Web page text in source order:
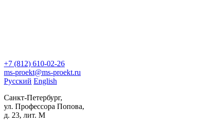
+7 (812) 610-02-26
ms-proekt@ms-proekt.ru
Русский English
Санкт-Петербург,
ул. Профессора Попова,
д. 23, лит. М